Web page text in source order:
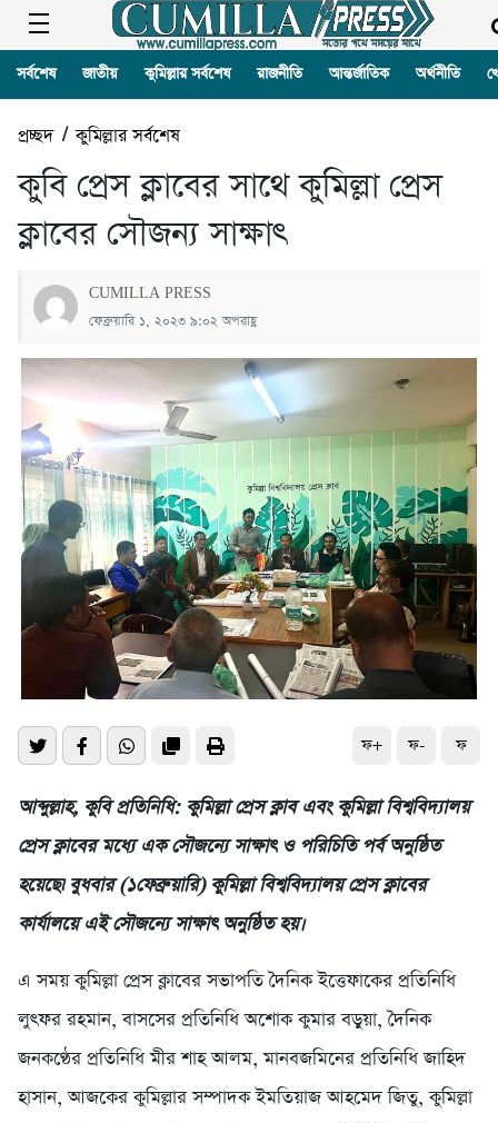
সর্বশেষ জাতীয় কুমিল্লার সর্বশেষ রাজনীতি আন্তর্জাতিক অর্থনীতি
প্রচ্ছদ/কুমিল্লার সর্বশেষ
কুবি প্রেস ক্লাবের সাথে কুমিল্লা প্রেস
ক্লাবের সৌজন্য সাক্ষাৎ
CUMILLA PRESS
ফেব্রুয়ারি ১, ২০২৩ ৯:০২ অপরাহ্ণ
ফ+ ফ- ফ
আব্দুল্লাহ, কুবি প্রতিনিধি: কুমিল্লা প্রেস ক্লাব এবং কুমিল্লা বিশ্ববিদ্যালয়
প্রেস ক্লাবের মধ্যে এক সৌজন্যে সাক্ষাৎ ও পরিচিতি পর্ব অনুষ্ঠিত
হয়েছে৷ বুধবার (১ফেব্রুয়ারি) কুমিল্লা বিশ্ববিদ্যালয় প্রেস ক্লাবের
কার্যালয়ে এই সৌজন্যে সাক্ষাৎ অনুষ্ঠিত হয়।
এ সময় কুমিল্লা প্রেস ক্লাবের সভাপতি দৈনিক ইত্তেফাকের প্রতিনিধি
লুৎফর রহমান, বাসসের প্রতিনিধি অশোক কুমার বড়ুয়া, দৈনিক
জনকণ্ঠের প্রতিনিধি মীর শাহ আলম, মানবজমিনের প্রতিনিধি জাহিদ
হাসান, আজকের কুমিল্লার সম্পাদক ইমতিয়াজ আহমেদ জিতু, কুমিল্লা